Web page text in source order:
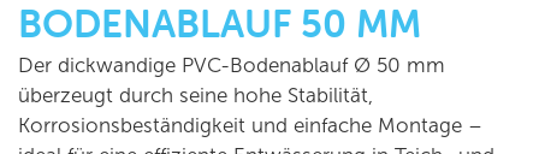
BODENABLAUF 50 MM
Der dickwandige PVC-Bodenablauf Ø 50 mm
überzeugt durch seine hohe Stabilität,
Korrosionsbeständigkeit und einfache Montage –